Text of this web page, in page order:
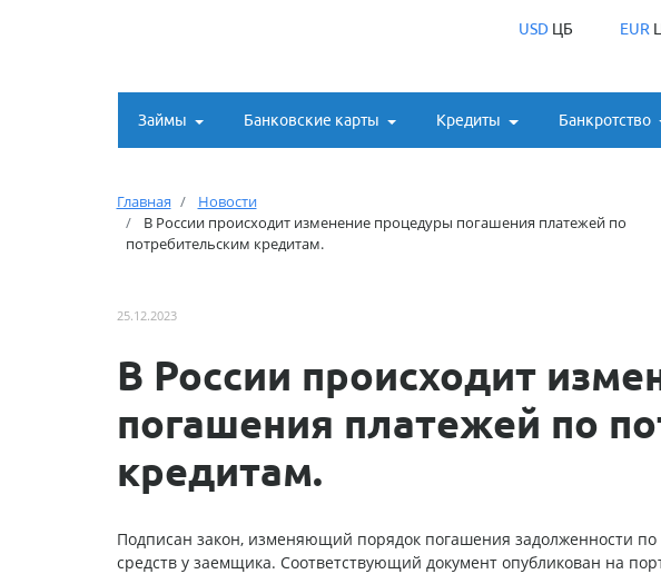
USDЦБ EUR
Займы Банковские карты Кредиты Банкротство
Главная
Новости
В России происходит изменение процедуры погашения платежей по
потребительским кредитам.
25.12.2023
В России происходит
погашения платежей по
кредитам.
Подписан закон, изменяющий порядок погашения задолженности по
средств у заемщика. Соответствующий документ опубликован на